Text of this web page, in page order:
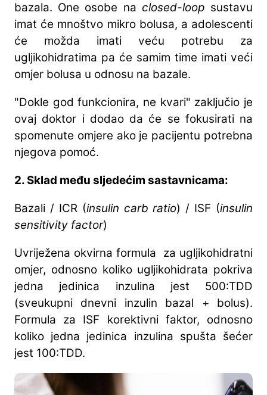
bazala. One osobe na closed-loop sustavu
imat će mnoštvo mikro bolusa, a adolescenti
će možda imati veću potrebu za
ugljikohidratima pa će samim time imati veći
omjer bolusa u odnosu na bazale.
"Dokle god funkcionira, ne kvari" zaključio je
ovaj doktor i dodao da će se fokusirati na
spomenute omjere ako je pacijentu potrebna
njegova pomoć.
2. Sklad među sljedećim sastavnicama:
Bazali / ICR (insulin carb ratio) / ISF (insulin
sensitivity factor)
Uvriježena okvirna formula za ugljikohidratni
omjer, odnosno koliko ugljikohidrata pokriva
jedna jedinica inzulina jest 500:TDD
(sveukupni dnevni inzulin bazal + bolus).
Formula za ISF korektivni faktor, odnosno
koliko jedna jedinica inzulina spušta šećer
jest 100:TDD.